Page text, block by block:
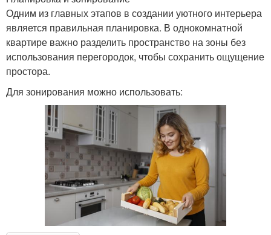
Одним из главных этапов в создании уютного интерьера
является правильная планировка. В однокомнатной
квартире важно разделить пространство на зоны без
использования перегородок, чтобы сохранить ощущение
простора.
Для зонирования можно использовать: